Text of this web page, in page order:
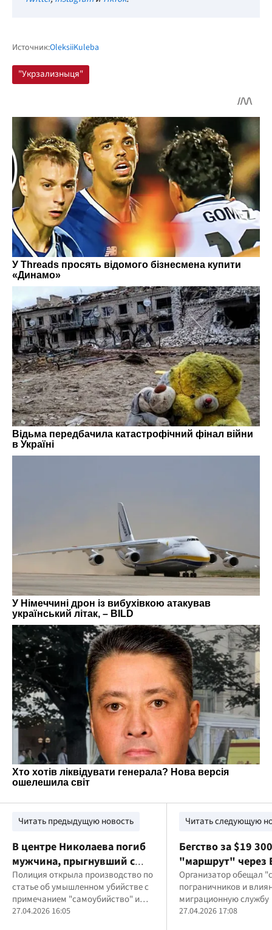
Источник:OleksiiKuleba
"Укрзализныця"
Читать предыдущую новость
В центре Николаева погиб
мужчина, прыгнувший с
крыши разрушенного
здания ОВА
Полиция открыла производство по
статье об умышленном убийстве с
примечанием "самоубийство" и
устанавливает личность
27.04.2026 16:05
Читать следующую
Бегство за $19
"маршрут" через
в Польшу для
завершился
организатора
Организатор обещал
пограничников и
миграционную службу
27.04.2026 17:08